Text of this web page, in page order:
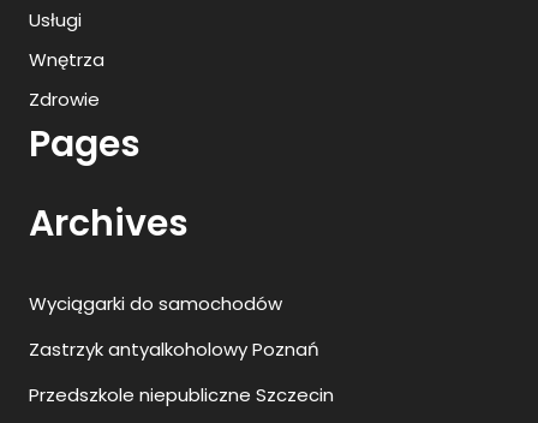
Usługi
Wnętrza
Zdrowie
Pages
Archives
Wyciągarki do samochodów
Zastrzyk antyalkoholowy Poznań
Przedszkole niepubliczne Szczecin